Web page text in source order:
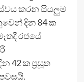
කරන සියලුම
දින 84 ක
රජයේ
42 ක ප්‍රසූත